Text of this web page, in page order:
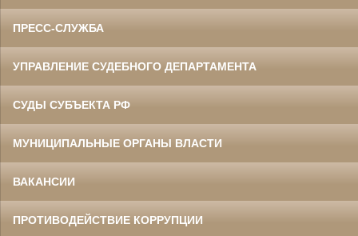
ПРЕСС-СЛУЖБА
УПРАВЛЕНИЕ СУДЕБНОГО ДЕПАРТАМЕНТА
СУДЫ СУБЪЕКТА РФ
МУНИЦИПАЛЬНЫЕ ОРГАНЫ ВЛАСТИ
ВАКАНСИИ
ПРОТИВОДЕЙСТВИЕ КОРРУПЦИИ